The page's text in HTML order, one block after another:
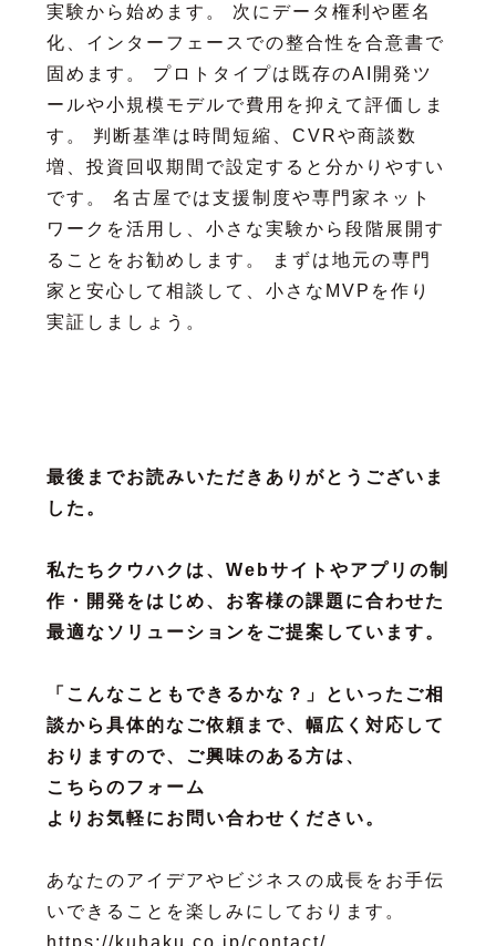
実験から始めます。 次にデータ権利や匿名
化、インターフェースでの整合性を合意書で
固めます。 プロトタイプは既存のAI開発ツ
ールや小規模モデルで費用を抑えて評価しま
す。 判断基準は時間短縮、CVRや商談数
増、投資回収期間で設定すると分かりやすい
です。 名古屋では支援制度や専門家ネット
ワークを活用し、小さな実験から段階展開す
ることをお勧めします。 まずは地元の専門
家と安心して相談して、小さなMVPを作り
実証しましょう。
最後までお読みいただきありがとうございま
した。
私たちクウハクは、Webサイトやアプリの制
作・開発をはじめ、お客様の課題に合わせた
最適なソリューションをご提案しています。
「こんなこともできるかな？」といったご相
談から具体的なご依頼まで、幅広く対応して
おりますので、ご興味のある方は、
こちらのフォーム
よりお気軽にお問い合わせください。
あなたのアイデアやビジネスの成長をお手伝
いできることを楽しみにしております。
https://kuhaku.co.jp/contact/